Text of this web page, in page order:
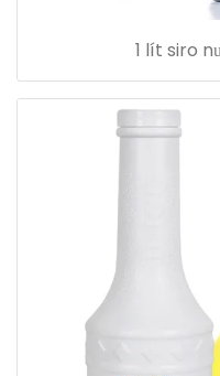
1 lít siro